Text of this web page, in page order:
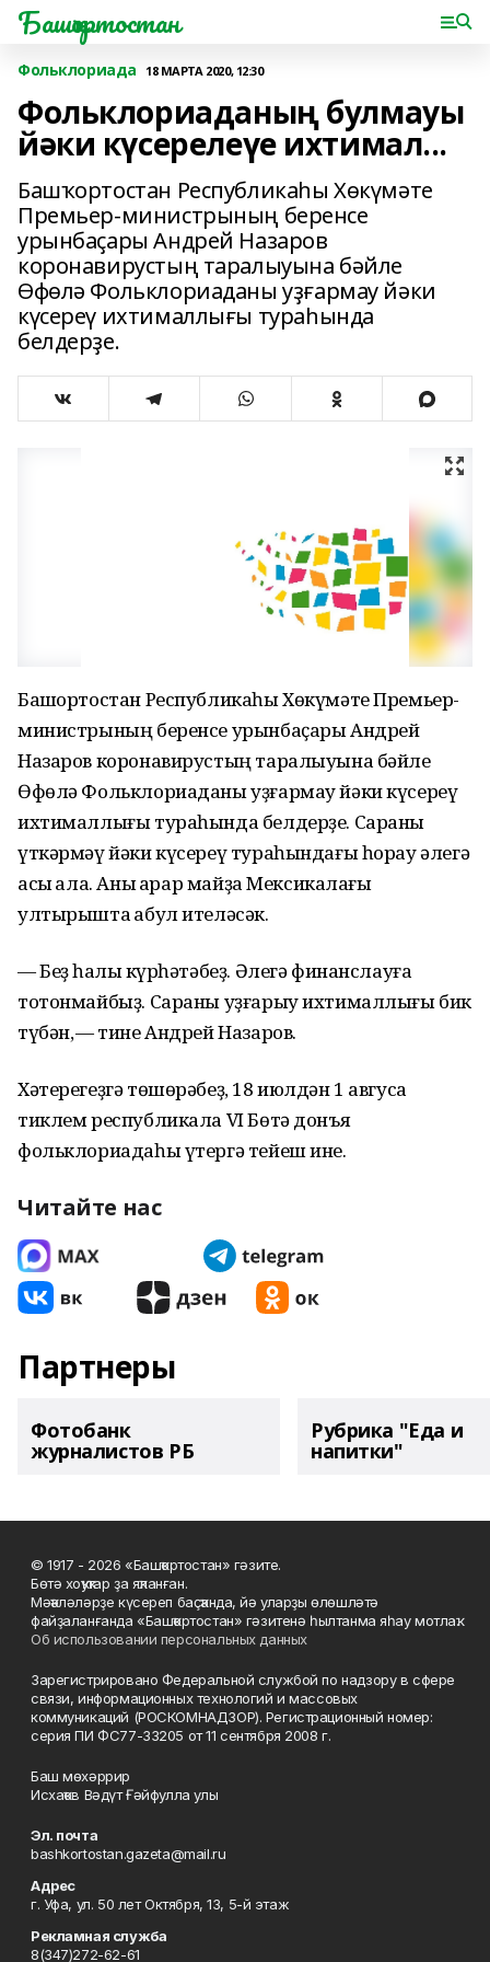
Башҡортостан
Фольклориада 18 МАРТА 2020, 12:30
Фольклориаданың булмауы
йәки күсерелеүе ихтимал...
Башҡортостан Республикаһы Хөкүмәте
Премьер-министрының беренсе
урынбаҫары Андрей Назаров
коронавирустың таралыуына бәйле
Өфөлә Фольклориаданы уҙғармау йәки
күсереү ихтималлығы тураһында
белдерҙе.
Башҡортостан Республикаһы Хөкүмәте Премьер-
министрының беренсе урынбаҫары Андрей
Назаров коронавирустың таралыуына бәйле
Өфөлә Фольклориаданы уҙғармау йәки күсереү
ихтималлығы тураһында белдерҙе. Сараны
үткәрмәү йәки күсереү тураһындағы һорау әлегә
асыҡ ҡала. Аныҡ ҡарар майҙа Мексикалағы
ултырышта ҡабул ителәсәк.
— Беҙ һаҡлыҡ күрһәтәбеҙ. Әлегә финанслауға
тотонмайбыҙ. Сараны уҙғарыу ихтималлығы бик
түбән, — тине Андрей Назаров.
Хәтерегеҙгә төшөрәбеҙ, 18 июлдән 1 авгусҡа
тиклем республикала VI Бөтә донъя
фольклориадаһы үтергә тейеш ине.
Читайте нас
Партнеры
Фотобанк
журналистов РБ
Рубрика "Еда и
напитки"
© 1917 - 2026 «Башҡортостан» гәзите.
Бөтә хоҡуҡтар ҙа яҡланған.
Мәҡәләләрҙе күсереп баҫҡанда, йә уларҙы өлөшләтә
файҙаланғанда «Башҡортостан» гәзитенә һылтанма яһау мотлаҡ.
Об использовании персональных данных
Зарегистрировано Федеральной службой по надзору в сфере
связи, информационных технологий и массовых
коммуникаций (РОСКОМНАДЗОР). Регистрационный номер:
серия ПИ ФС77-33205 от 11 сентября 2008 г.
Баш мөхәррир
Исхаҡов Вәдүт Ғәйфулла улы
Эл. почта
bashkortostan.gazeta@mail.ru
Адрес
г. Уфа, ул. 50 лет Октября, 13, 5-й этаж
Рекламная служба
8(347)272-62-61